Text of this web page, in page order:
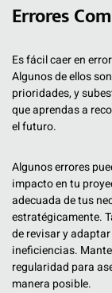
Errores
Es fácil caer en
Algunos de ellos
prioridades, y
que aprendas a
el futuro.
Algunos errores
impacto en tu
adecuada de tus
estratégicamente.
de revisar y
ineficiencias.
regularidad para
manera posible.